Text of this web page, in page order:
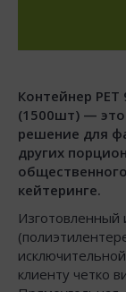
Контейнер РЕТ
(1500шт) —
решение для
других
кейтеринге.
Изготовленный
клиенту четко